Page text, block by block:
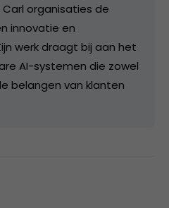
organisaties de
innovatie en
werk draagt bij aan het
AI-systemen die zowel
belangen van klanten